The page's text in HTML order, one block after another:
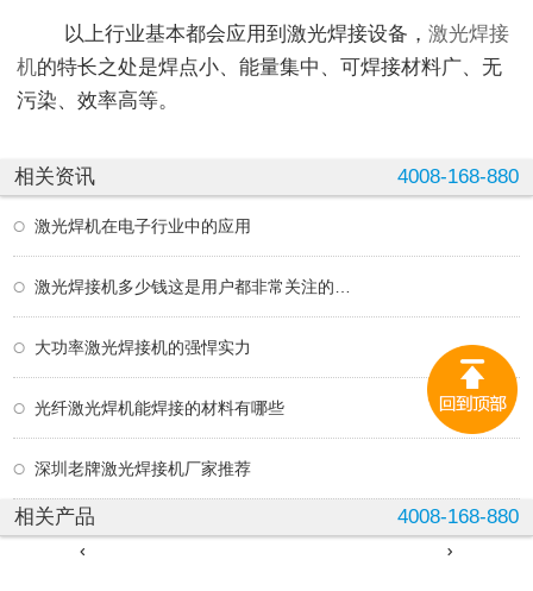
以上行业基本都会应用到激光焊接设备， 激光焊接
机的特长之处是焊点小、能量集中、可焊接材料广、无
污染、效率高等。
相关资讯 4008-168-880
激光焊机在电子行业中的应用
大功率激光焊接机的强悍实力
光纤激光焊机能焊接的材料有哪些
深圳老牌激光焊接机厂家推荐
相关产品 4008-168-880